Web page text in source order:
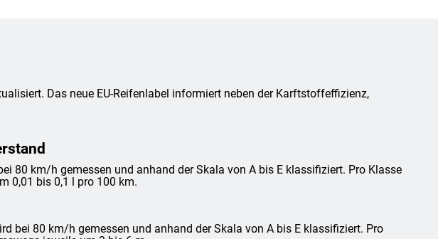
Das neue EU-Reifenlabel informiert neben der Karftstoffeffizienz,
80 km/h gemessen und anhand der Skala von A bis E klassifiziert. Pro Klasse
0,01 bis 0,1 l pro 100 km.
bei 80 km/h gemessen und anhand der Skala von A bis E klassifiziert. Pro